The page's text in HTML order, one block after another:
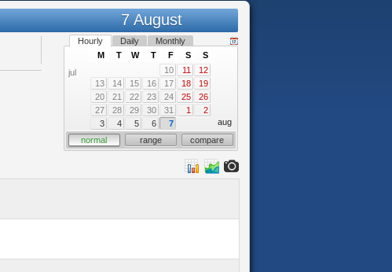
7 August
Hourly Daily Monthly
jul
M T W T F S
S
10
11
12
13
14 15 16 17 18
19
20
21 22 23 24 25
26
27
28 29 30 31 1
2
3
4 5 6 7
aug
normal
range compare